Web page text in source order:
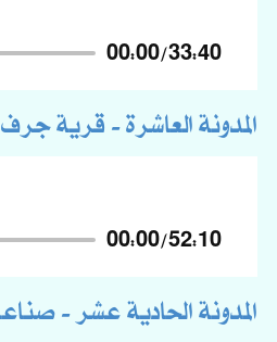
00:00/33:40
المدونة العاشرة - قرية
00:00/52:10
المدونة الحادية عشر -